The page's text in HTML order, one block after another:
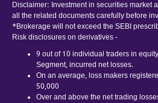
Disclaimer: Investment in securities market
all the related documents carefully before
*Brokerage will not exceed the SEBI
Risk disclosures on derivatives -
9 out of 10 individual traders in
Segment, incurred net losses.
On an average, loss makers
50,000
Over and above the net trading